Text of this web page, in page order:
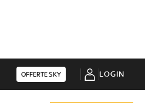
OFFERTE SKY LOGIN